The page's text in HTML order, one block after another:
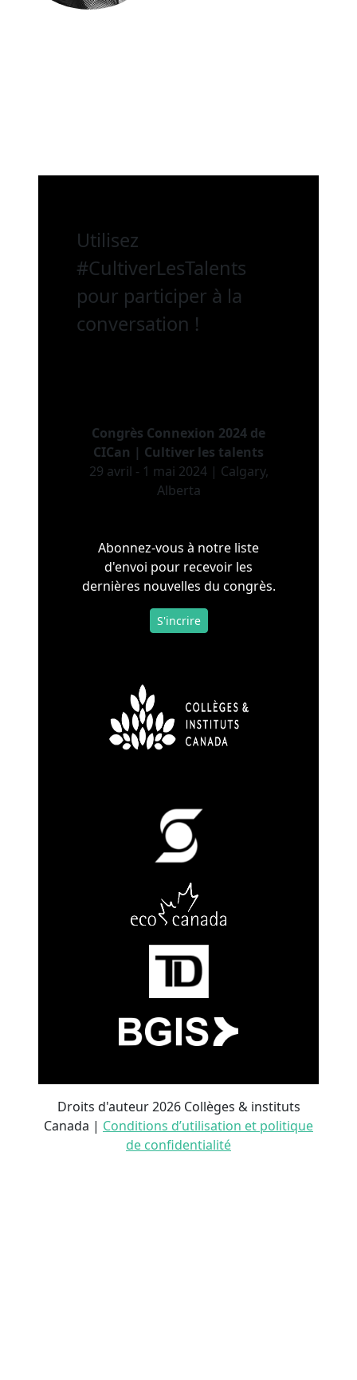
Utilisez
#CultiverLesTalents
pour participer à la
conversation !
Congrès Connexion 2024 de
CICan | Cultiver les talents
29 avril - 1 mai 2024 | Calgary,
Alberta
Abonnez-vous à notre liste
d'envoi pour recevoir les
dernières nouvelles du congrès.
S'incrire
Droits d'auteur 2026 Collèges & instituts
Canada | Conditions d’utilisation et politique
de confidentialité